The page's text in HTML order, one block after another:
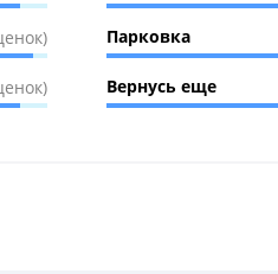
Парковка
Вернусь еще